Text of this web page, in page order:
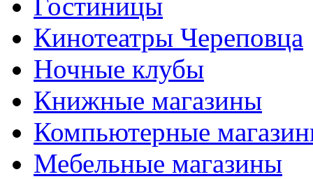
Кинотеатры Череповца
Ночные клубы
Книжные магазины
Компьютерные
Мебельные магазины